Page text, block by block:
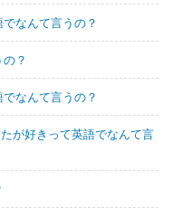
なんて言うの？
？
なんて言うの？
が好きって英語でなんて言